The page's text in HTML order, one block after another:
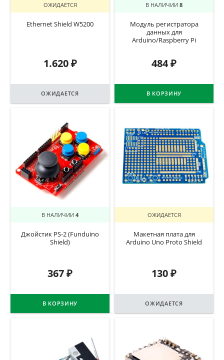
ОЖИДАЕТСЯ
Ethernet Shield W5200
1.620₽
ОЖИДАЕТСЯ
В НАЛИЧИИ 8
Модуль регистратора
данных для
Arduino/Raspberry Pi
484₽
В КОРЗИНУ
В НАЛИЧИИ 4
Джойстик PS-2 (Funduino
Shield)
367₽
В КОРЗИНУ
ОЖИДАЕТСЯ
Макетная плата для
Arduino Uno Proto Shield
130₽
ОЖИДАЕТСЯ